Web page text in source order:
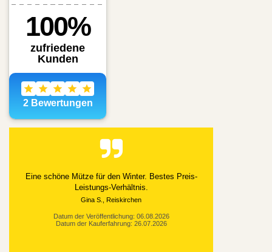
Eine schöne Mütze für den Winter. Bestes Preis-
Leistungs-Verhältnis.
Gina S., Reiskirchen
Datum der Veröffentlichung: 06.08.2026
Datum der Kauferfahrung: 26.07.2026